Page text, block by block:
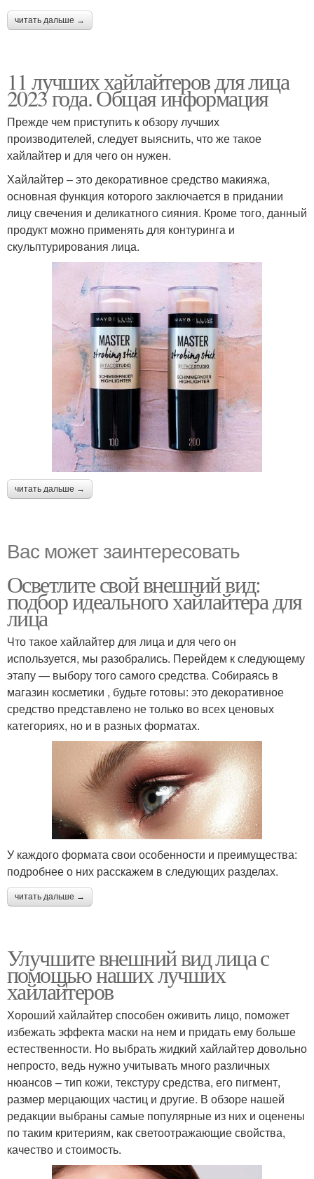
читать дальше →
11 лучших хайлайтеров для лица
2023 года. Общая информация
Прежде чем приступить к обзору лучших
производителей, следует выяснить, что же такое
хайлайтер и для чего он нужен.
Хайлайтер – это декоративное средство макияжа,
основная функция которого заключается в придании
лицу свечения и деликатного сияния. Кроме того, данный
продукт можно применять для контуринга и
скульптурирования лица.
читать дальше →
Вас может заинтересовать
Осветлите свой внешний вид:
подбор идеального хайлайтера для
лица
Что такое хайлайтер для лица и для чего он
используется, мы разобрались. Перейдем к следующему
этапу — выбору того самого средства. Собираясь в
магазин косметики , будьте готовы: это декоративное
средство представлено не только во всех ценовых
категориях, но и в разных форматах.
У каждого формата свои особенности и преимущества:
подробнее о них расскажем в следующих разделах.
читать дальше →
Улучшите внешний вид лица с
помощью наших лучших
хайлайтеров
Хороший хайлайтер способен оживить лицо, поможет
избежать эффекта маски на нем и придать ему больше
естественности. Но выбрать жидкий хайлайтер довольно
непросто, ведь нужно учитывать много различных
нюансов – тип кожи, текстуру средства, его пигмент,
размер мерцающих частиц и другие. В обзоре нашей
редакции выбраны самые популярные из них и оценены
по таким критериям, как светоотражающие свойства,
качество и стоимость.